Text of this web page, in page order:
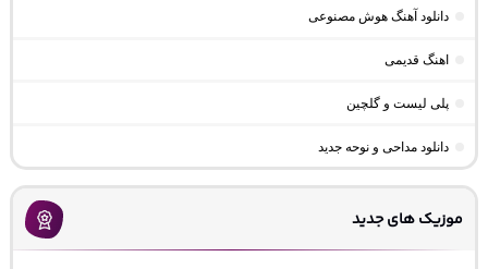
دانلود آهنگ هوش مصنوعی
اهنگ قدیمی
پلی لیست و گلچین
دانلود مداحی و نوحه جدید
موزیک های جدید